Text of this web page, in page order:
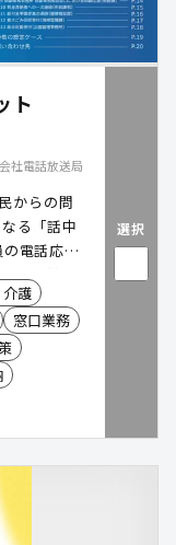
ト
社電話放送局
からの問
る「話中
電話応対
。自社開
による
備えたク
例が豊富
護
窓口業務
選択